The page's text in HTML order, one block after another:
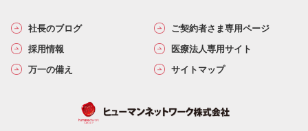
社長のブログ
ご契約者さま専用ページ
採用情報
医療法人専用サイト
万一の備え
サイトマップ